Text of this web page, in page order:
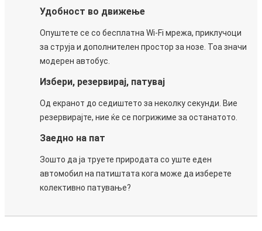
Удобност во движење
Опуштете се со бесплатна Wi-Fi мрежа, приклучоци
за струја и дополнителен простор за нозе. Тоа значи
модерен автобус.
Избери, резервирај, патувај
Од екранот до седиштето за неколку секунди. Вие
резервирајте, ние ќе се погрижиме за останатото.
Заедно на пат
Зошто да ја труете природата со уште еден
автомобил на патиштата кога може да изберете
колективно патување?